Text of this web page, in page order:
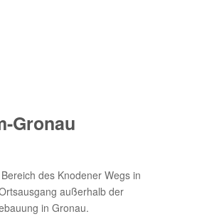
Gronau
des Knodener Wegs in
außerhalb der
in Gronau.